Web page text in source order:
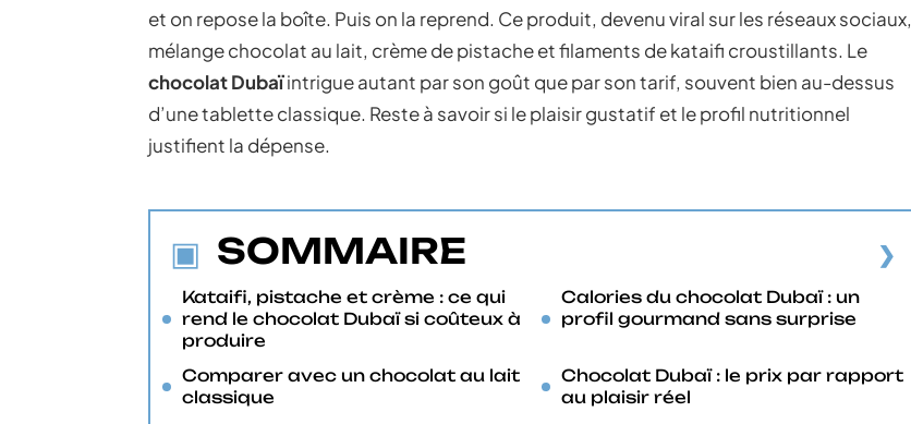
et on repose la boîte. Puis on la reprend. Ce produit, devenu viral sur les réseaux sociaux,
mélange chocolat au lait, crème de pistache et filaments de kataifi croustillants. Le
chocolat Dubaïintrigue autant par son goût que par son tarif, souvent bien au-dessus
d’une tablette classique. Reste à savoir si le plaisir gustatif et le profil nutritionnel
justifient la dépense.
SOMMAIRE
Kataifi, pistache et crème : ce qui
rend le chocolat Dubaï si coûteux à
produire
Calories du chocolat Dubaï : un
profil gourmand sans surprise
Comparer avec un chocolat au lait
classique
Chocolat Dubaï : le prix par rapport
au plaisir réel